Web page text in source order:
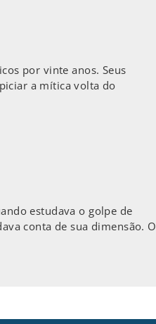
por vinte anos. Seus
a mítica volta do
estudava o golpe de
conta de sua dimensão. O